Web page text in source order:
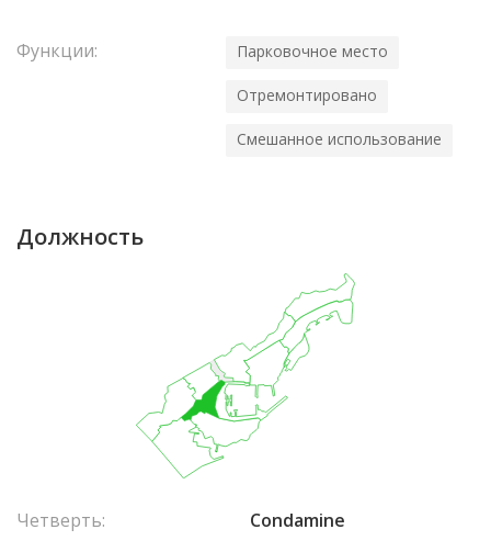
Функции: Парковочное место
Отремонтировано
Смешанное использование
Должность
Четверть: Condamine